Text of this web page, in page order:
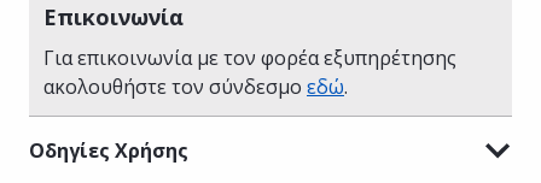
Επικοινωνία
Για επικοινωνία με τον φορέα εξυπηρέτησης
ακολουθήστε τον σύνδεσμο εδώ.
Οδηγίες Χρήσης